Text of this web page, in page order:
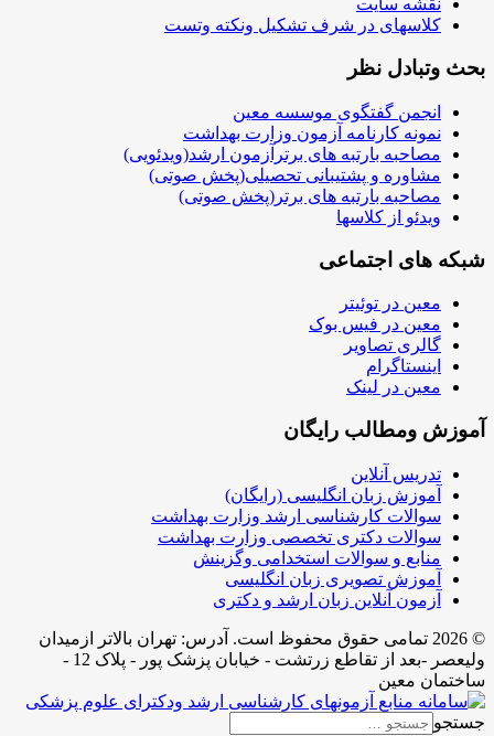
نقشه سایت
کلاسهای در شرف تشکیل ونکته وتست
بحث وتبادل نظر
انجمن گفتگوی موسسه معین
نمونه کارنامه آزمون وزارت بهداشت
مصاحبه بارتبه های برترآزمون ارشد(ویدئویی)
مشاوره و پشتیبانی تحصیلی(پخش صوتی)
مصاحبه بارتبه های برتر(پخش صوتی)
ویدئو از کلاسها
شبکه های اجتماعی
معین در توئیتر
معین در فیس بوک
گالری تصاویر
اینستاگرام
معین در لینک
آموزش ومطالب رایگان
تدریس آنلاین
آموزش زبان انگلیسی (رایگان)
سوالات کارشناسی ارشد وزارت بهداشت
سوالات دکتری تخصصی وزارت بهداشت
منابع و سوالات استخدامی وگزینش
آموزش تصویری زبان انگلیسی
آزمون آنلاین زبان ارشد و دکتری
© 2026 تمامی حقوق محفوظ است. آدرس:‌ تهران بالاتر ازمیدان
ولیعصر -بعد از تقاطع زرتشت - خیابان پزشک پور - پلاک 12 -
ساختمان معین
جستجو